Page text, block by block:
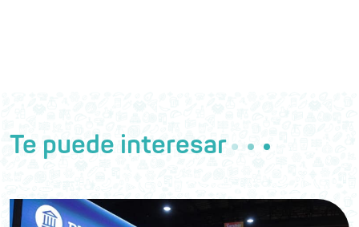
Te puede interesar